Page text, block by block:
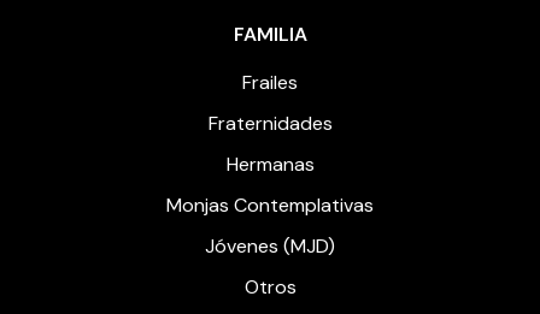
FAMILIA
Frailes
Fraternidades
Hermanas
Monjas Contemplativas
Jóvenes (MJD)
Otros